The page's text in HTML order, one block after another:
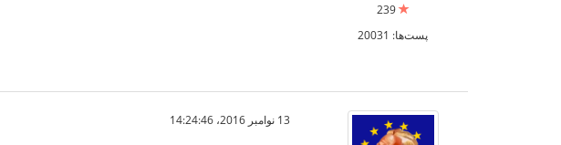
239
پست‌ها: 20031
13 نوامبر 2016،‏ 14:24:46